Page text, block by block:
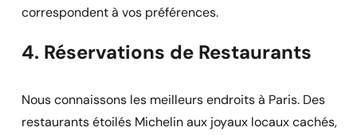
correspondent à vos préférences.
4. Réservations de Restaurants
Nous connaissons les meilleurs endroits à Paris. Des
restaurants étoilés Michelin aux joyaux locaux cachés,